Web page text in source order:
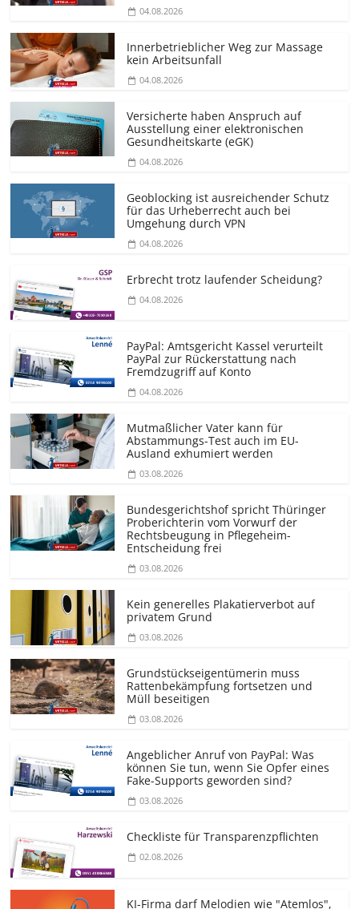
04.08.2026
Innerbetrieblicher Weg zur Massage
kein Arbeitsunfall
04.08.2026
Versicherte haben Anspruch auf
Ausstellung einer elektronischen
Gesundheitskarte (eGK)
04.08.2026
Geoblocking ist ausreichender Schutz
für das Urheberrecht auch bei
Umgehung durch VPN
04.08.2026
Erbrecht trotz laufender Scheidung?
04.08.2026
PayPal: Amtsgericht Kassel verurteilt
PayPal zur Rückerstattung nach
Fremdzugriff auf Konto
04.08.2026
Mutmaßlicher Vater kann für
Abstammungs-Test auch im EU-
Ausland exhumiert werden
03.08.2026
Bundesgerichtshof spricht Thüringer
Proberichterin vom Vorwurf der
Rechtsbeugung in Pflegeheim-
Entscheidung frei
03.08.2026
Kein generelles Plakatierverbot auf
privatem Grund
03.08.2026
Grundstücks­eigentümerin muss
Rattenbekämpfung fortsetzen und
Müll beseitigen
03.08.2026
Angeblicher Anruf von PayPal: Was
können Sie tun, wenn Sie Opfer eines
Fake-Supports geworden sind?
03.08.2026
Checkliste für Transparenz­pflichten
02.08.2026
KI-Firma darf Melodien wie "Atemlos",